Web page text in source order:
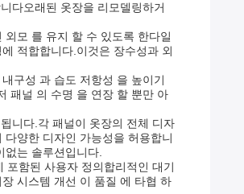
다오래된 옷장을 리모델링하거
모 를 유지 할 수 있도록 한다일
적합합니다.이것은 장수성과 외
구성 과 습도 저항성 을 높이기
패널 의 수명 을 연장 할 뿐만 아
니다.각 패널이 옷장의 전체 디자
양한 디자인 가능성을 허용합니
없는 솔루션입니다.
함된 사용자 정의합리적인 대기
시스템 개선 이 품질 에 타협 하